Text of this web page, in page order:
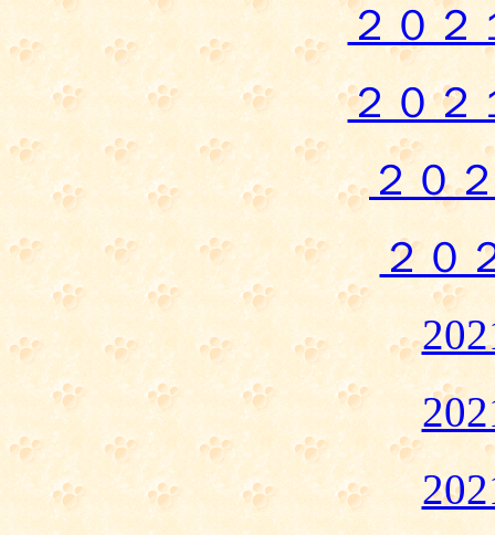
２０２
２０２
２０
２０